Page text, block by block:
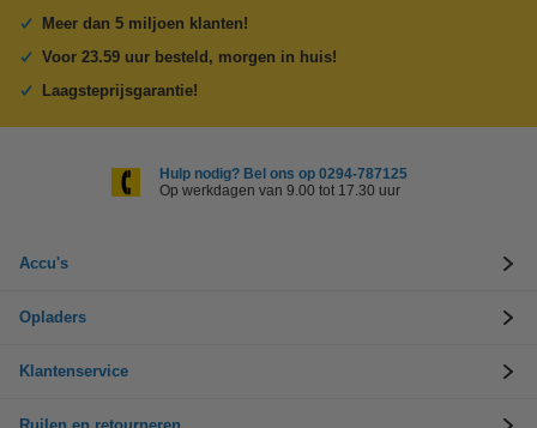
Meer dan 5 miljoen klanten!
Voor 23.59 uur besteld, morgen in huis!
Laagsteprijsgarantie!
Hulp nodig? Bel ons op 0294-787125
Op werkdagen van 9.00 tot 17.30 uur
Accu's
Opladers
Klantenservice